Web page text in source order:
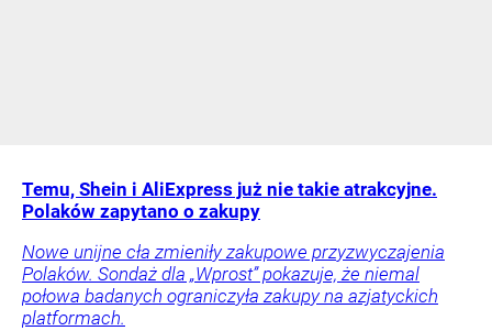
Temu, Shein i AliExpress już nie takie atrakcyjne.
Polaków zapytano o zakupy
Nowe unijne cła zmieniły zakupowe przyzwyczajenia
Polaków. Sondaż dla „Wprost” pokazuje, że niemal
połowa badanych ograniczyła zakupy na azjatyckich
platformach.